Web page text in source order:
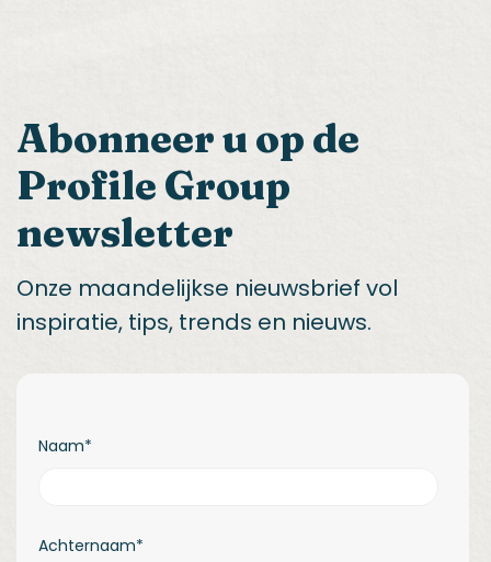
Abonneer u op de
Profile Group
newsletter
Onze maandelijkse nieuwsbrief vol
inspiratie, tips, trends en nieuws.
Naam*
Achternaam*